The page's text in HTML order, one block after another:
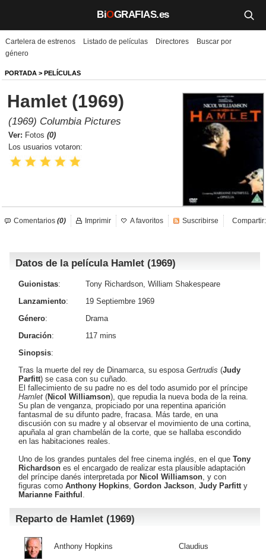
BiOGRAFIAS.es
Biografías
Películas
TV
Música
Un día como hoy
Iniciar sesión Crear cuenta
Cartelera de estrenos Listado de películas Directores
Buscar por
género
PORTADA > PELÍCULAS
Hamlet (1969)
(1969) Columbia Pictures
Ver: Fotos (0)
Los usuarios votaron:
Comentarios (0) Compartir:
Imprimir A favoritos Suscribirse
Datos de la película Hamlet (1969)
Guionistas:
Tony Richardson, William Shakespeare
Lanzamiento:
19 Septiembre 1969
Género:
Drama
Duración:
117 mins
Sinopsis:
Tras la muerte del rey de Dinamarca, su esposa Gertrudis (Judy
Parfitt) se casa con su cuñado.
El fallecimiento de su padre no es del todo asumido por el príncipe
Hamlet (Nicol Williamson), que repudia la nueva boda de la reina.
Su plan de venganza, propiciado por una repentina aparición
fantasmal de su difunto padre, fracasa. Más tarde, en una
discusión con su madre y al observar el movimiento de una cortina,
apuñala al gran chambelán de la corte, que se hallaba escondido
en las habitaciones reales.
Uno de los grandes puntales del free cinema inglés, en el que Tony
Richardson es el encargado de realizar esta plausible adaptación
del príncipe danés interpretada por Nicol Williamson, y con
figuras como Anthony Hopkins, Gordon Jackson, Judy Parfitty
Marianne Faithful .
Reparto de Hamlet (1969)
Anthony Hopkins Claudius